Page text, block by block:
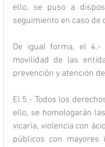
ello, se puso a
seguimiento en caso de
De igual forma, el 4.-
movilidad de las
prevención y atención
El 5.- Todos los
ello, se homologarán
vicaria, violencia con
públicos con